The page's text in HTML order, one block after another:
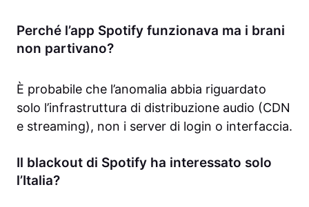
Perché l’app Spotify funzionava ma i brani
non partivano?
È probabile che l’anomalia abbia riguardato
solo l’infrastruttura di distribuzione audio (CDN
e streaming), non i server di login o interfaccia.
Il blackout di Spotify ha interessato solo
l’Italia?